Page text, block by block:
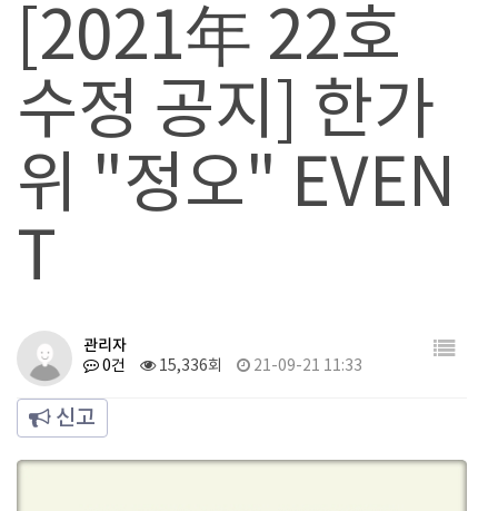
[2021年 22호
수정 공지] 한가
위 "정오" EVEN
T
관리자
0건 15,336회 21-09-21 11:33
신고